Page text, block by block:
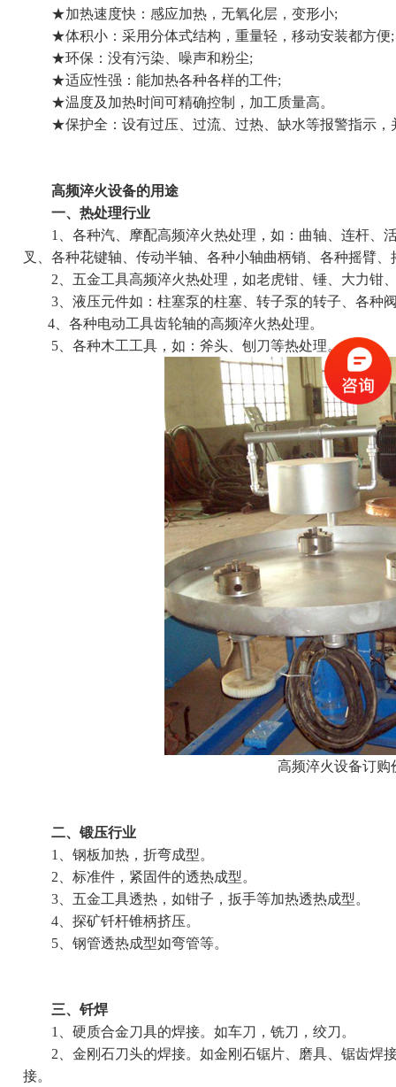
★加热速度快：感应加热，无氧化层，变形小;
★体积小：采用分体式结构，重量轻，移动安装都方便;
★环保：没有污染、噪声和粉尘;
★适应性强：能加热各种各样的工件;
★温度及加热时间可精确控制，加工质量高。
★保护全：设有过压、过流、过热、缺水等报警指示，
高频淬火设备的用途
一、热处理行业
1、各种汽、摩配高频淬火热处理，如：曲轴、连杆、
叉、各种花键轴、传动半轴、各种小轴曲柄销、各种摇臂
2、五金工具高频淬火热处理，如老虎钳、锤、大力钳
3、液压元件如：柱塞泵的柱塞、转子泵的转子、各种
4、各种电动工具齿轮轴的高频淬火热处理。
5、各种木工工具，如：斧头、刨刀等热处理。
高频淬火设备订购
二、锻压行业
1、钢板加热，折弯成型。
2、标准件，紧固件的透热成型。
3、五金工具透热，如钳子，扳手等加热透热成型。
4、探矿钎杆锥柄挤压。
5、钢管透热成型如弯管等。
三、钎焊
1、硬质合金刀具的焊接。如车刀，铣刀，绞刀。
2、金刚石刀头的焊接。如金刚石锯片、磨具、锯齿焊
接。